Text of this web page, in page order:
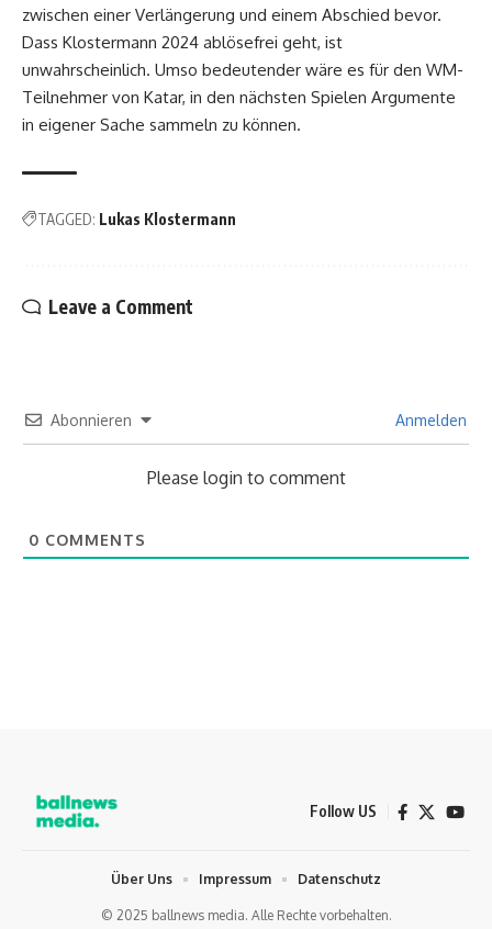
zwischen einer Verlängerung und einem Abschied bevor.
Dass Klostermann 2024 ablösefrei geht, ist
unwahrscheinlich. Umso bedeutender wäre es für den WM-
Teilnehmer von Katar, in den nächsten Spielen Argumente
in eigener Sache sammeln zu können.
TAGGED: Lukas Klostermann
Leave a Comment
Abonnieren Anmelden
Please login to comment
0 COMMENTS
Follow US
© 2025 ballnews media. Alle Rechte vorbehalten.
Über Uns Impressum Datenschutz